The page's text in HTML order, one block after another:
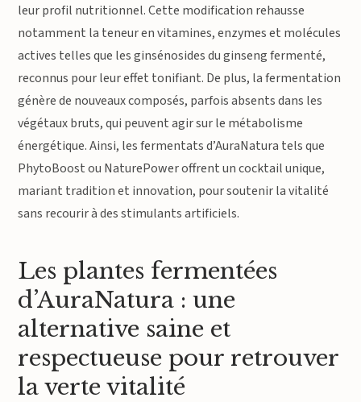
leur profil nutritionnel. Cette modification rehausse
notamment la teneur en vitamines, enzymes et molécules
actives telles que les ginsénosides du ginseng fermenté,
reconnus pour leur effet tonifiant. De plus, la fermentation
génère de nouveaux composés, parfois absents dans les
végétaux bruts, qui peuvent agir sur le métabolisme
énergétique. Ainsi, les fermentats d’AuraNatura tels que
PhytoBoost ou NaturePower offrent un cocktail unique,
mariant tradition et innovation, pour soutenir la vitalité
sans recourir à des stimulants artificiels.
Les plantes fermentées
d’AuraNatura : une
alternative saine et
respectueuse pour retrouver
la verte vitalité